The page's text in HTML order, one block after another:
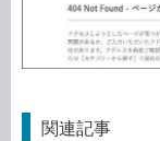
関連記事